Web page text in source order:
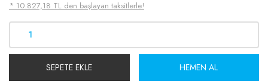
* 10.827,18 TL den başlayan taksitlerle!
SEPETE EKLE HEMEN AL